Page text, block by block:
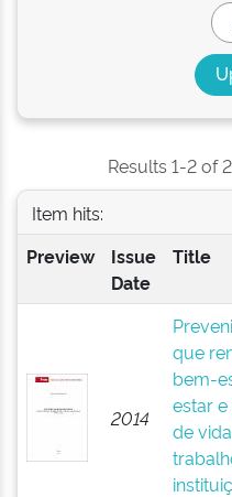
Results 1-2 of
Item hits:
Preview
Issue
Date
Title
2014
que
bem-
estar
de